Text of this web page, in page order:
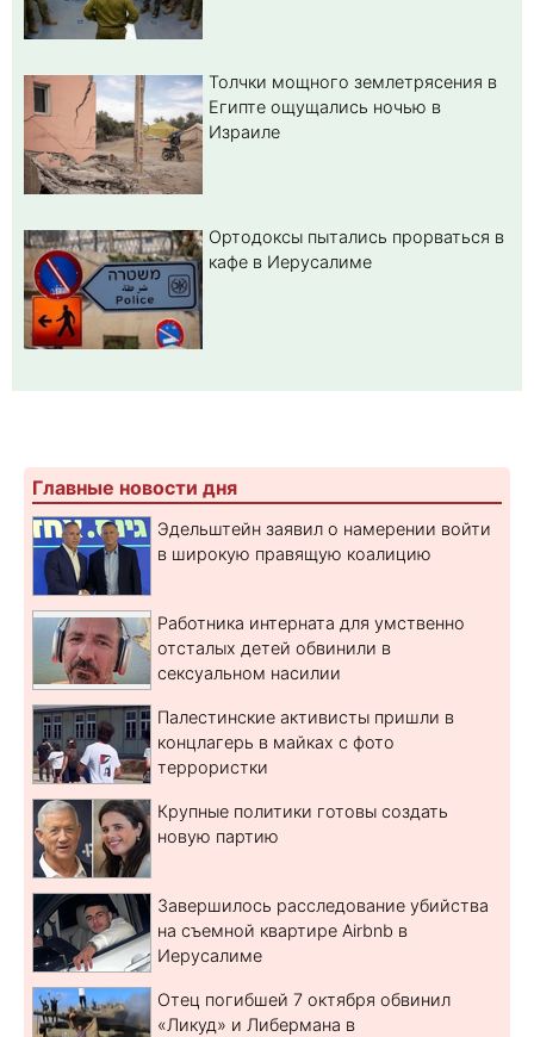
Толчки мощного землетрясения в
Египте ощущались ночью в
Израиле
Ортодоксы пытались прорваться в
кафе в Иерусалиме
Главные новости дня
Эдельштейн заявил о намерении войти
в широкую правящую коалицию
Работника интерната для умственно
отсталых детей обвинили в
сексуальном насилии
Палестинские активисты пришли в
концлагерь в майках с фото
террористки
Крупные политики готовы создать
новую партию
Завершилось расследование убийства
на съемной квартире Airbnb в
Иерусалиме
Отец погибшей 7 октября обвинил
«Ликуд» и Либермана в